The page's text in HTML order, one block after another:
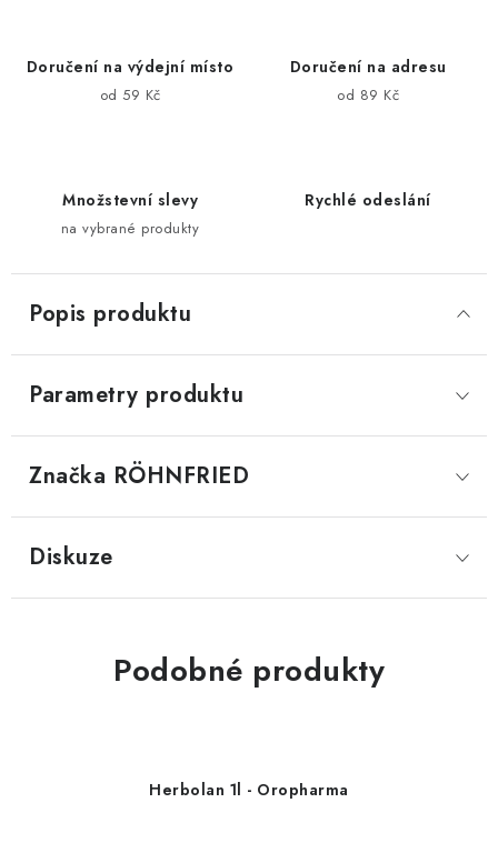
Doručení na výdejní místo
od 59 Kč
Doručení na adresu
od 89 Kč
Množstevní slevy
na vybrané produkty
Rychlé odeslání
Popis produktu
Parametry produktu
Značka RÖHNFRIED
Diskuze
Podobné produkty
Herbolan 1l - Oropharma